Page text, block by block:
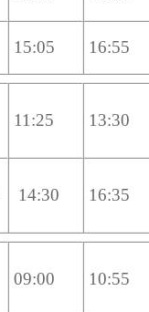
15:05 16:55
11:25 13:30
14:30 16:35
09:00 10:55